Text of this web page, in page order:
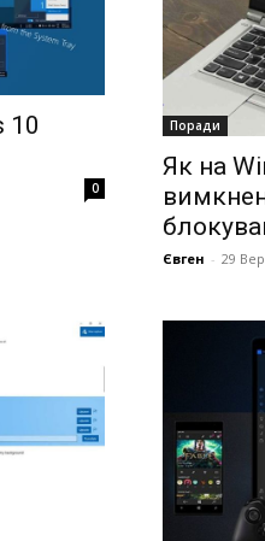
10
0
Поради
Як на
Євген - 29